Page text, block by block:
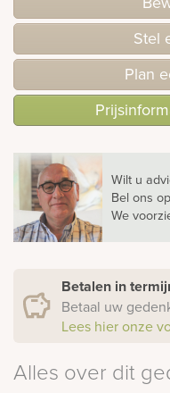
Stel
Plan
Wilt u
Bel ons op
We
Betalen in
Betaal uw
Lees hier onze
Alles over dit